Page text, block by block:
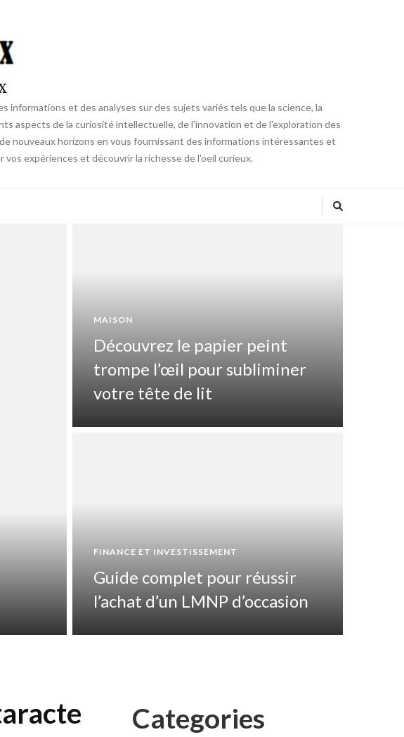
et des analyses sur des sujets variés tels que la science, la
aspects de la curiosité intellectuelle, de l'innovation et de l'exploration des
nouveaux horizons en vous fournissant des informations intéressantes et
expériences et découvrir la richesse de l'oeil curieux.
MAISON
Découvrez le papier peint
trompe l’œil pour subliminer
votre tête de lit
FINANCE ET INVESTISSEMENT
Guide complet pour réussir
l’achat d’un LMNP d’occasion
Categories